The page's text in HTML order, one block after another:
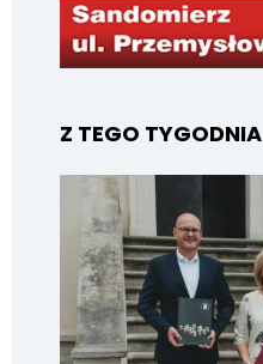
Z TEGO TYGODNIA